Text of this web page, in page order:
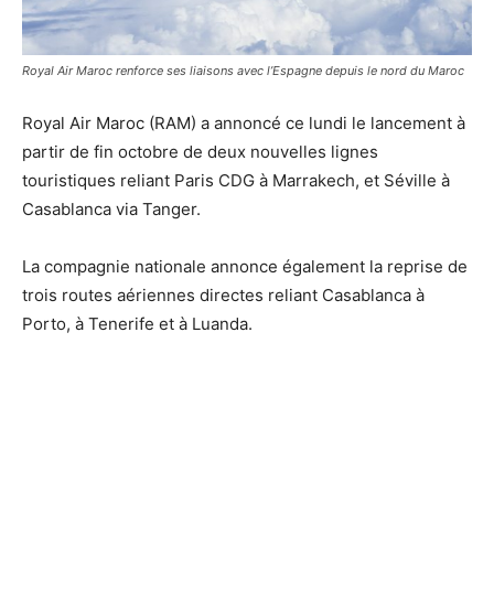
Royal Air Maroc renforce ses liaisons avec l’Espagne depuis le nord du Maroc
Royal Air Maroc (RAM) a annoncé ce lundi le lancement à
partir de fin octobre de deux nouvelles lignes
touristiques reliant Paris CDG à Marrakech, et Séville à
Casablanca via Tanger.
La compagnie nationale annonce également la reprise de
trois routes aériennes directes reliant Casablanca à
Porto, à Tenerife et à Luanda.